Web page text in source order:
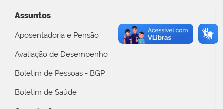
Assuntos
Aposentadoria e Pensão
Avaliação de Desempenho
Boletim de Pessoas - BGP
Boletim de Saúde